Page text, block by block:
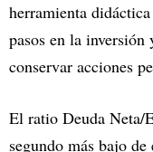
herramienta
pasos en la
conservar acciones
El ratio Deuda Neta/
segundo más bajo